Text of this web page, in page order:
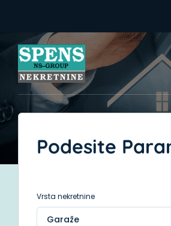
Podesite
Vrsta nekretnine